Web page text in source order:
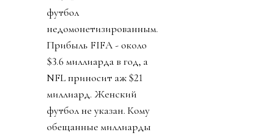
стоял JPMorgan.
Крупнейший банк США
решил добавить футбол
к своему портфолио,
увеличить количество
международных
соревнований в два с
лишним раза (с 200 до